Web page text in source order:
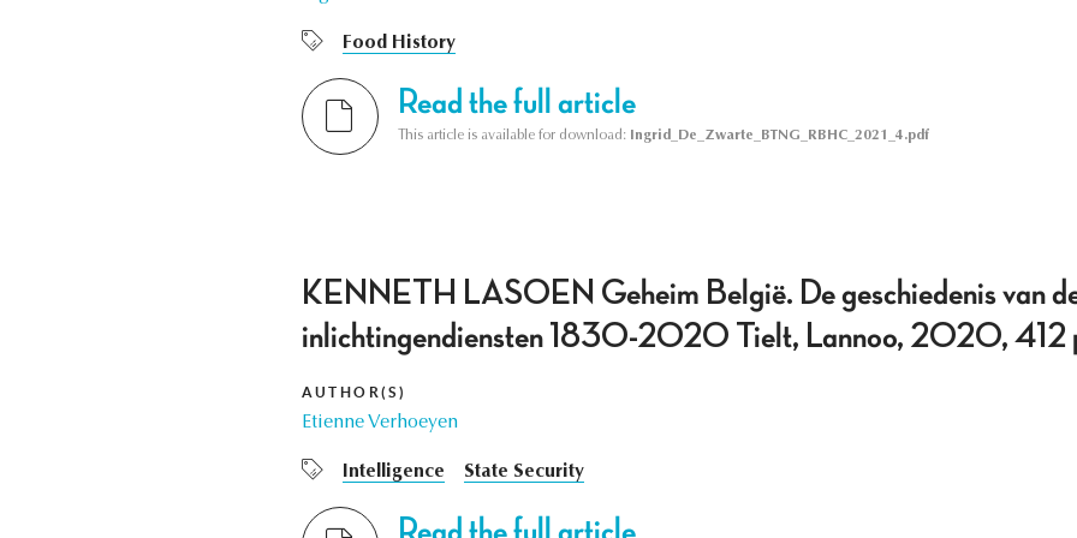
Food History
Read the full article
This article is available for download: Ingrid_De_Zwarte_BTNG_RBHC_2021_4.pdf
KENNETH LASOEN Geheim België. De geschiedenis van
inlichtingendiensten 1830-2020 Tielt, Lannoo, 2020, 412
AUTHOR(S)
Etienne Verhoeyen
Intelligence State Security